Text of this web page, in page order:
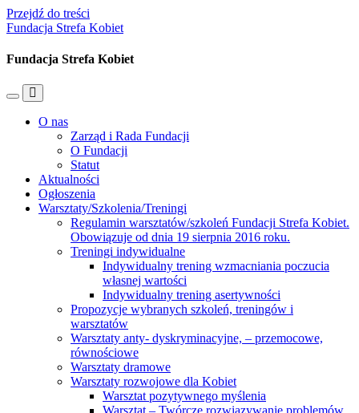
Przejdź do treści
Fundacja Strefa Kobiet
Fundacja Strefa Kobiet
Przełącz
mobilne
Przełącz
pole
wyszukiwania
O nas
Zarząd i Rada Fundacji
O Fundacji
Statut
Aktualności
Ogłoszenia
Warsztaty/Szkolenia/Treningi
Regulamin warsztatów/szkoleń Fundacji Strefa Kobiet.
Obowiązuje od dnia 19 sierpnia 2016 roku.
Treningi indywidualne
Indywidualny trening wzmacniania poczucia
własnej wartości
Indywidualny trening asertywności
Propozycje wybranych szkoleń, treningów i
warsztatów
Warsztaty anty- dyskryminacyjne, – przemocowe,
równościowe
Warsztaty dramowe
Warsztaty rozwojowe dla Kobiet
Warsztat pozytywnego myślenia
Warsztat – Twórcze rozwiązywanie problemów